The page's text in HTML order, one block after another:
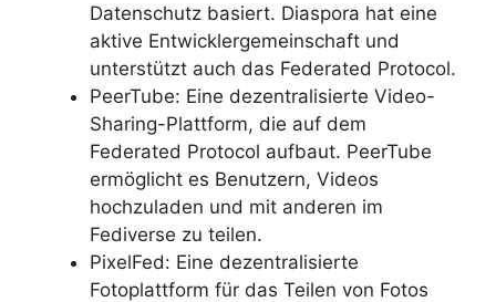
Datenschutz basiert. Diaspora hat eine
aktive Entwicklergemeinschaft und
unterstützt auch das Federated Protocol.
PeerTube: Eine dezentralisierte Video-
Sharing-Plattform, die auf dem
Federated Protocol aufbaut. PeerTube
ermöglicht es Benutzern, Videos
hochzuladen und mit anderen im
Fediverse zu teilen.
PixelFed: Eine dezentralisierte
Fotoplattform für das Teilen von Fotos